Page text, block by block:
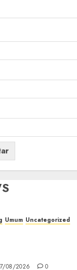
Umum Uncategorized
08/2026 0